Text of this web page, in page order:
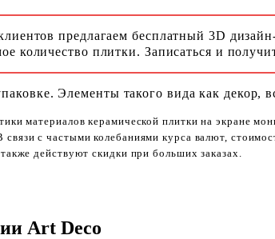
предлагаем бесплатный 3D
количество плитки. Записаться и
Элементы такого вида как декор,
материалов керамической плитки на экране
связи с частыми колебаниями курса валют,
действуют скидки при больших заказах.
Art Deco